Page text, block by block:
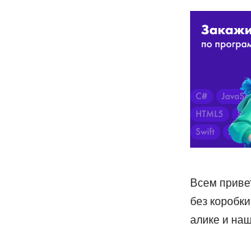
Всем
без
алике и